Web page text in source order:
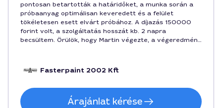
pontosan betartották a határidőket, a munka során a
próbaanyag optimálisan keveredett és a felület
tökéletesen esett elvárt próbához. A díjazás 150000
forint volt, a szolgáltatás hosszát kb. 2 napra
becsültem. Örülök, hogy Martin végezte, a végeredmény
Fasterpaint 2002 Kft
Árajánlat kérése